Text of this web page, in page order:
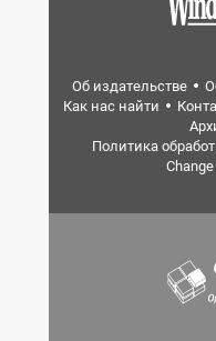
Об издательстве
Как нас найти
Политика